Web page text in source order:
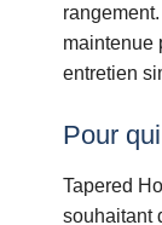
maintenue
entretien
Pour qui
Tapered
souhaitant